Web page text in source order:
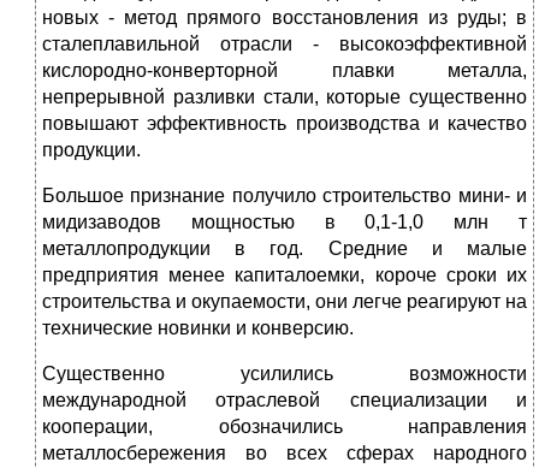
новых - метод прямого восстановления из руды; в
сталеплавильной отрасли - высокоэффективной
кислородно-конверторной плавки металла,
непрерывной разливки стали, которые существенно
повышают эффективность производства и качество
продукции.
Большое признание получило строительство мини- и
мидизаводов мощностью в 0,1-1,0 млн т
металлопродукции в год. Средние и малые
предприятия менее капиталоемки, короче сроки их
строительства и окупаемости, они легче реагируют на
технические новинки и конверсию.
Существенно усилились возможности
международной отраслевой специализации и
кооперации, обозначились направления
металлосбережения во всех сферах народного